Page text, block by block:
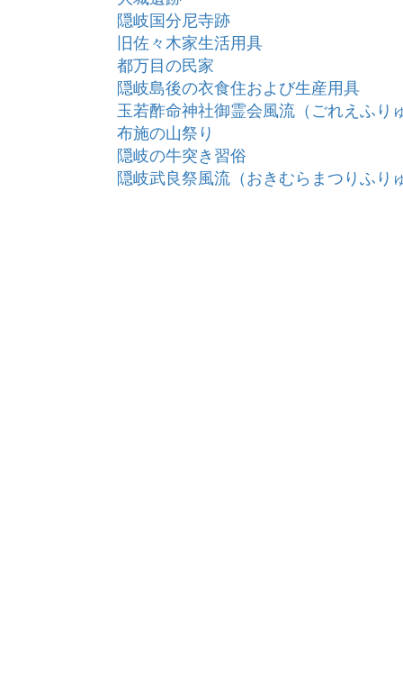
隠岐国分尼寺跡
旧佐々木家生活用具
都万目の民家
隠岐島後の衣食住および生産用具
玉若酢命神社御霊会風流（ごれえふり
布施の山祭り
隠岐の牛突き習俗
隠岐武良祭風流（おきむらまつりふり